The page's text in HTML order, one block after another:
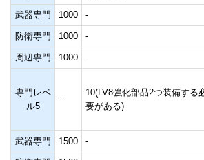
武器専門 1000 -
防衛専門 1000 -
周辺専門 1000 -
専門レベ
ル5
-
10(LV8強化部品2つ装備する
要がある)
武器専門 1500 -